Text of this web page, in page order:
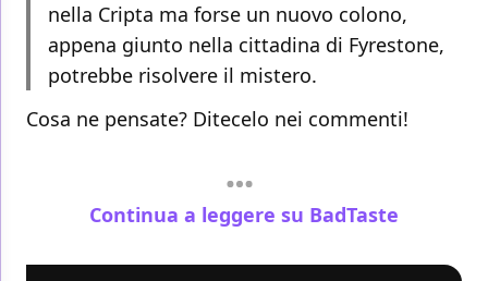
nella Cripta ma forse un nuovo colono,
appena giunto nella cittadina di Fyrestone,
potrebbe risolvere il mistero.
Cosa ne pensate? Ditecelo nei commenti!
Continua a leggere su BadTaste